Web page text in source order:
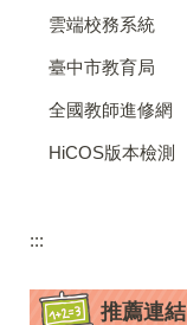
雲端校務系統
臺中市教育局
全國教師進修網
HiCOS版本檢測
:::
推薦連結